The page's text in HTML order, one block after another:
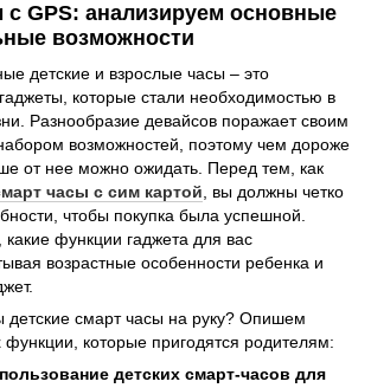
с GPS: анализируем основные
возможности
детские и взрослые часы – это
которые стали необходимостью в
Разнообразие девайсов поражает своим
возможностей, поэтому чем дороже
от нее можно ожидать. Перед тем, как
часы с сим картой , вы должны четко
чтобы покупка была успешной.
функции гаджета для вас
возрастные особенности ребенка и
детские смарт часы на руку? Опишем
которые пригодятся родителям:
детских смарт-часов для